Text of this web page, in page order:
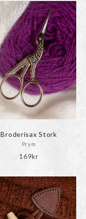
Broderisax Stork
Prym
169kr
Den
här
produkten
har